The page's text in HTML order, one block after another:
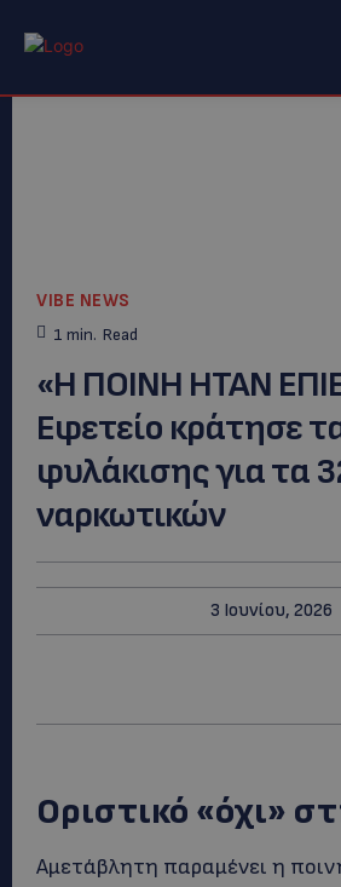
VIBE NEWS
1 min. Read
«Η ΠΟΙΝΗ ΗΤΑΝ
Εφετείο κράτησε
φυλάκισης για τα
ναρκωτικών
3 Ιουνίου, 2026
Οριστικό «όχι»
Αμετάβλητη παραμένει η